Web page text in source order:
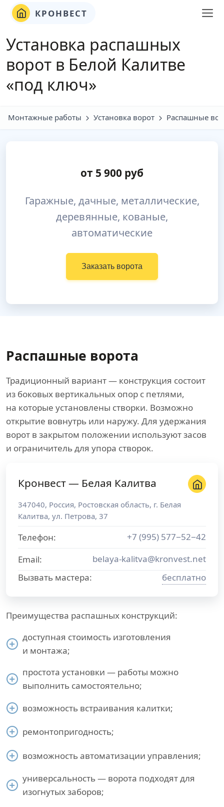
КРОНВЕСТ
Установка распашных
ворот в Белой Калитве
«под ключ»
Монтажные работы Установка ворот Распашные
от 5 900 руб
Гаражные, дачные, металлические,
деревянные, кованые,
автоматические
Заказать ворота
Распашные ворота
Традиционный вариант — конструкция состоит
из боковых вертикальных опор с петлями,
на которые установлены створки. Возможно
открытие вовнутрь или наружу. Для удержания
ворот в закрытом положении используют засов
и ограничитель для упора створок.
Преимущества распашных конструкций:
доступная стоимость изготовления
и монтажа;
простота установки — работы можно
выполнить самостоятельно;
возможность встраивания калитки;
ремонтопригодность;
Кронвест — Белая Калитва
347040, Россия, Ростовская область, г. Белая
Калитва, ул. Петрова, 37
Телефон:
+7 (995) 577−52−42
Email:
belaya-kalitva@kronvest.net
Вызвать мастера:
бесплатно
возможность автоматизации управления;
универсальность — ворота подходят для
изогнутых заборов;